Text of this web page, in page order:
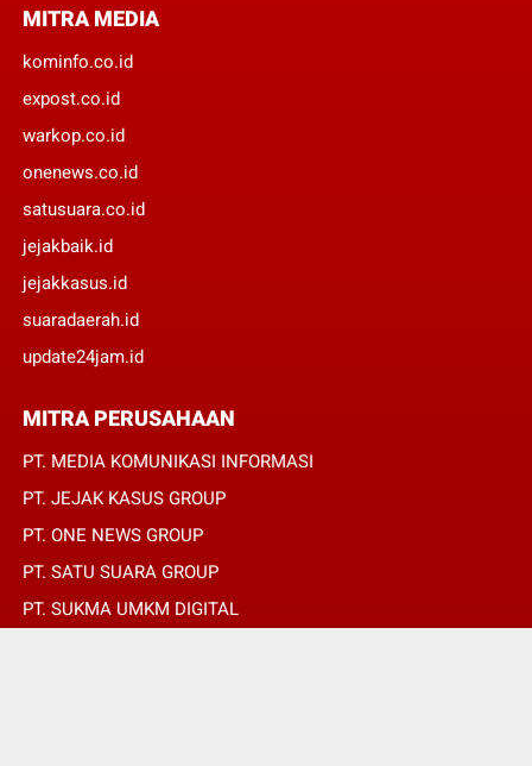
MITRA MEDIA
kominfo.co.id
expost.co.id
warkop.co.id
onenews.co.id
satusuara.co.id
jejakbaik.id
jejakkasus.id
suaradaerah.id
update24jam.id
MITRA PERUSAHAAN
PT. MEDIA KOMUNIKASI INFORMASI
PT. JEJAK KASUS GROUP
PT. ONE NEWS GROUP
PT. SATU SUARA GROUP
PT. SUKMA UMKM DIGITAL